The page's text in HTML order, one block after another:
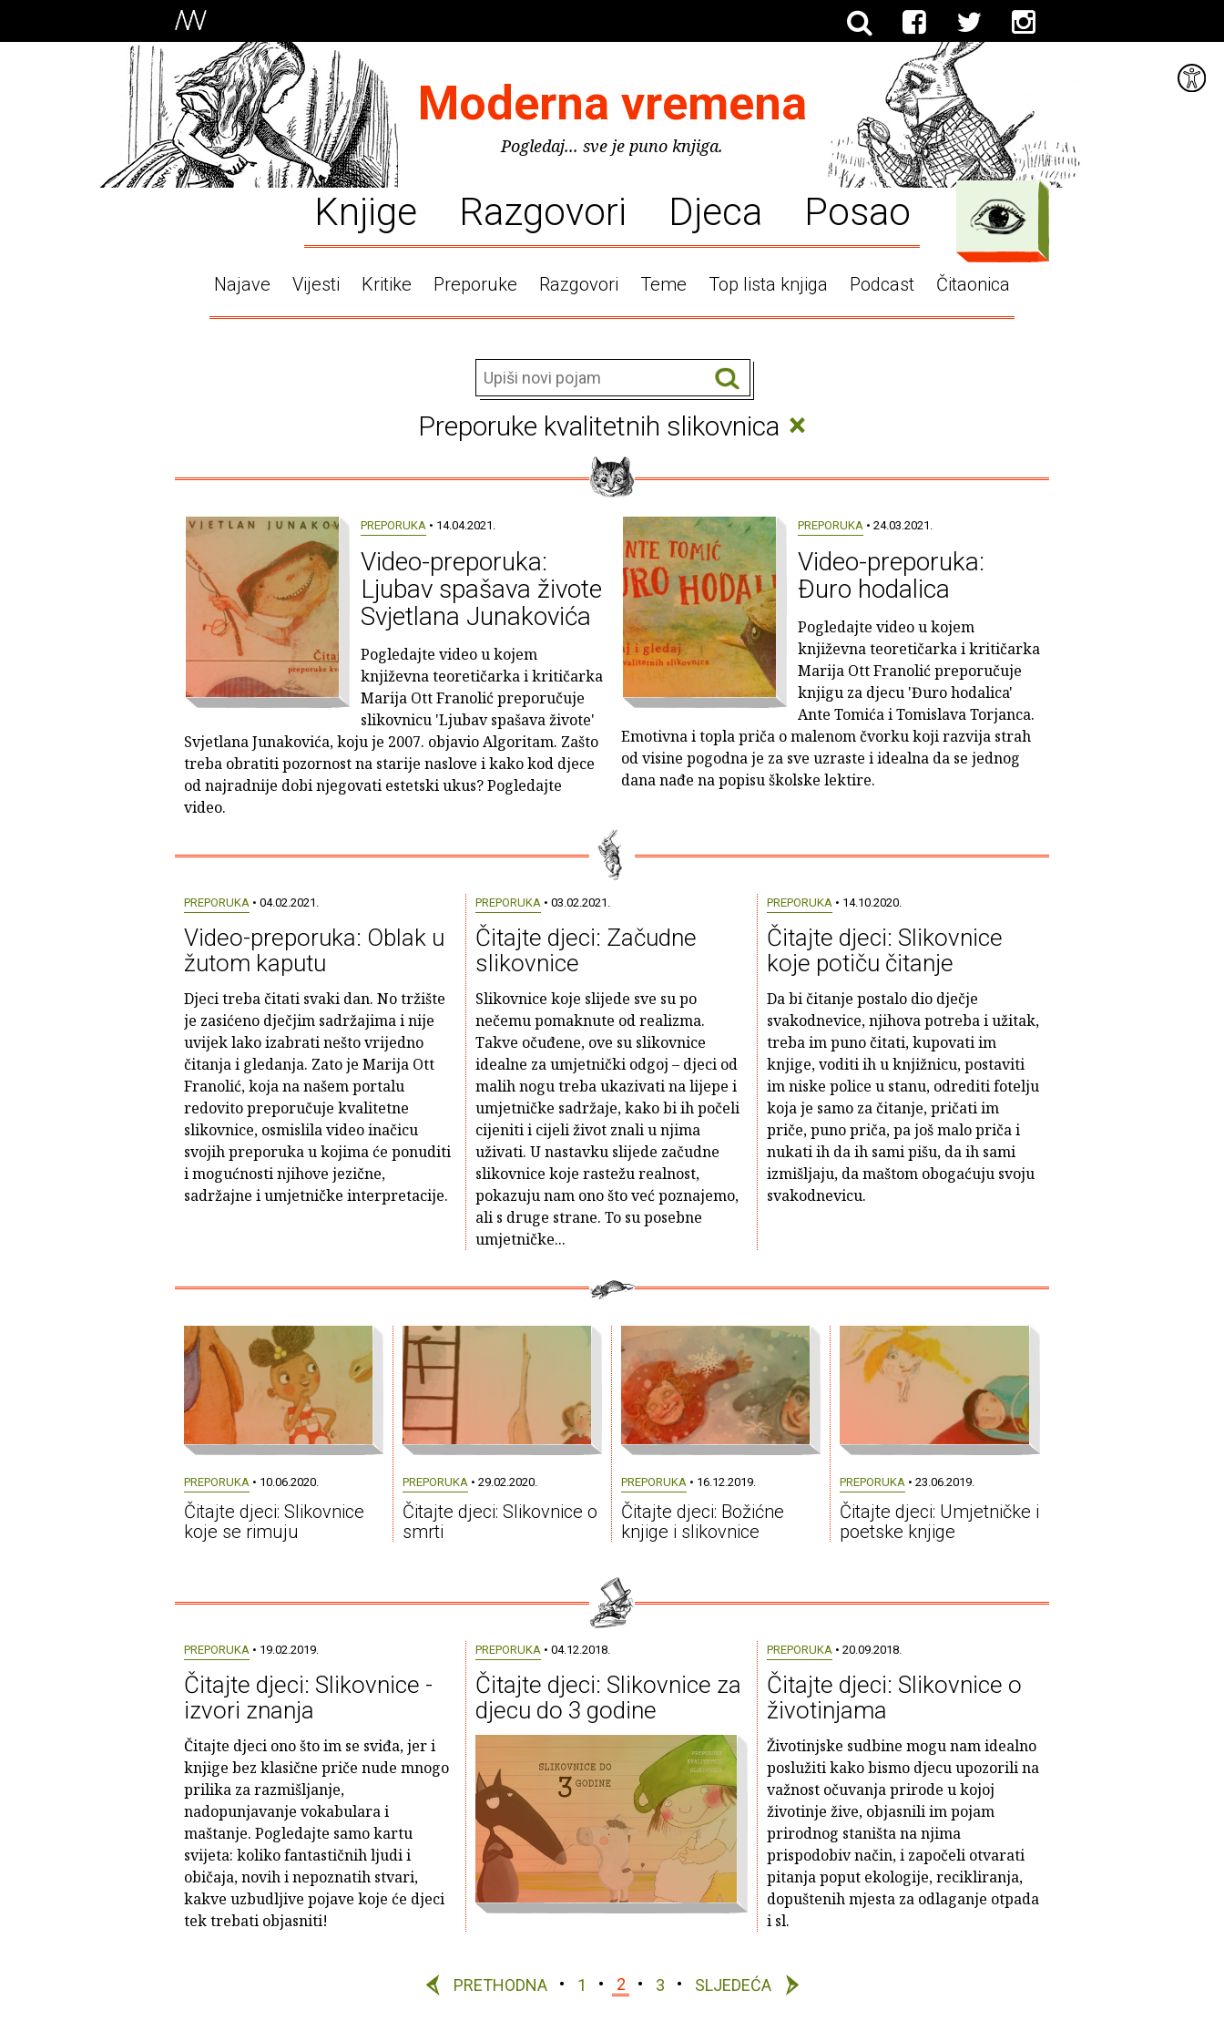
Moderna vremena
Pogledaj... sve je puno knjiga.
Knjige Razgovori Djeca Posao
Najave Vijesti Kritike Preporuke Razgovori Teme Top lista knjiga Podcast Čitaonica
Preporuke kvalitetnih slikovnica ×
PREPORUKA • 14.04.2021.
Video-preporuka:
Ljubav spašava živote
Svjetlana Junakovića
Pogledajte video u kojem
književna teoretičarka i kritičarka
Marija Ott Franolić preporučuje
slikovnicu 'Ljubav spašava živote'
Svjetlana Junakovića, koju je 2007. objavio Algoritam. Zašto
treba obratiti pozornost na starije naslove i kako kod djece
od najradnije dobi njegovati estetski ukus? Pogledajte
video.
PREPORUKA • 24.03.2021.
Video-preporuka:
Đuro hodalica
Pogledajte video u kojem
književna teoretičarka i kritičarka
Marija Ott Franolić preporučuje
knjigu za djecu 'Đuro hodalica'
Ante Tomića i Tomislava Torjanca.
Emotivna i topla priča o malenom čvorku koji razvija strah
od visine pogodna je za sve uzraste i idealna da se jednog
dana nađe na popisu školske lektire.
PREPORUKA• 04.02.2021.
Video-preporuka: Oblak u
žutom kaputu
Djeci treba čitati svaki dan. No tržište
je zasićeno dječjim sadržajima i nije
uvijek lako izabrati nešto vrijedno
čitanja i gledanja. Zato je Marija Ott
Franolić, koja na našem portalu
redovito preporučuje kvalitetne
slikovnice, osmislila video inačicu
svojih preporuka u kojima će ponuditi
i mogućnosti njihove jezične,
sadržajne i umjetničke interpretacije.
PREPORUKA• 03.02.2021.
Čitajte djeci: Začudne
slikovnice
Slikovnice koje slijede sve su po
nečemu pomaknute od realizma.
Takve očuđene, ove su slikovnice
idealne za umjetnički odgoj – djeci od
malih nogu treba ukazivati na lijepe i
umjetničke sadržaje, kako bi ih počeli
cijeniti i cijeli život znali u njima
uživati. U nastavku slijede začudne
slikovnice koje rastežu realnost,
pokazuju nam ono što već poznajemo,
ali s druge strane. To su posebne
umjetničke...
PREPORUKA• 14.10.2020.
Čitajte djeci: Slikovnice
koje potiču čitanje
Da bi čitanje postalo dio dječje
svakodnevice, njihova potreba i užitak,
treba im puno čitati, kupovati im
knjige, voditi ih u knjižnicu, postaviti
im niske police u stanu, odrediti fotelju
koja je samo za čitanje, pričati im
priče, puno priča, pa još malo priča i
nukati ih da ih sami pišu, da ih sami
izmišljaju, da maštom obogaćuju svoju
svakodnevicu.
PREPORUKA • 10.06.2020.
Čitajte djeci: Slikovnice
koje se rimuju
PREPORUKA • 29.02.2020.
Čitajte djeci: Slikovnice o
smrti
PREPORUKA • 16.12.2019.
Čitajte djeci: Božićne
knjige i slikovnice
PREPORUKA • 23.06.2019.
Čitajte djeci: Umjetničke i
poetske knjige
PREPORUKA• 19.02.2019.
Čitajte djeci: Slikovnice -
izvori znanja
Čitajte djeci ono što im se sviđa, jer i
knjige bez klasične priče nude mnogo
prilika za razmišljanje,
nadopunjavanje vokabulara i
maštanje. Pogledajte samo kartu
svijeta: koliko fantastičnih ljudi i
običaja, novih i nepoznatih stvari,
kakve uzbudljive pojave koje će djeci
tek trebati objasniti!
PREPORUKA• 04.12.2018.
Čitajte djeci: Slikovnice za
djecu do 3 godine
PREPORUKA• 20.09.2018.
Čitajte djeci: Slikovnice o
životinjama
Životinjske sudbine mogu nam idealno
poslužiti kako bismo djecu upozorili na
važnost očuvanja prirode u kojoj
životinje žive, objasnili im pojam
prirodnog staništa na njima
prispodobiv način, i započeli otvarati
pitanja poput ekologije, recikliranja,
dopuštenih mjesta za odlaganje otpada
i sl.
PRETHODNA 1 2 3 SLJEDEĆA